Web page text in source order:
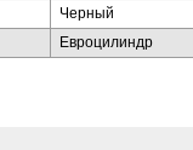
Черный
Евроцилиндр